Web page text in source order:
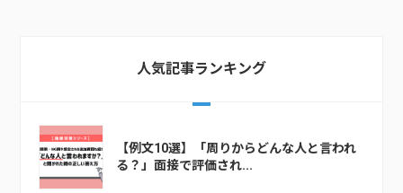
人気記事ランキング
【例文10選】「周りからどんな人と言われ
る？」面接で評価され...